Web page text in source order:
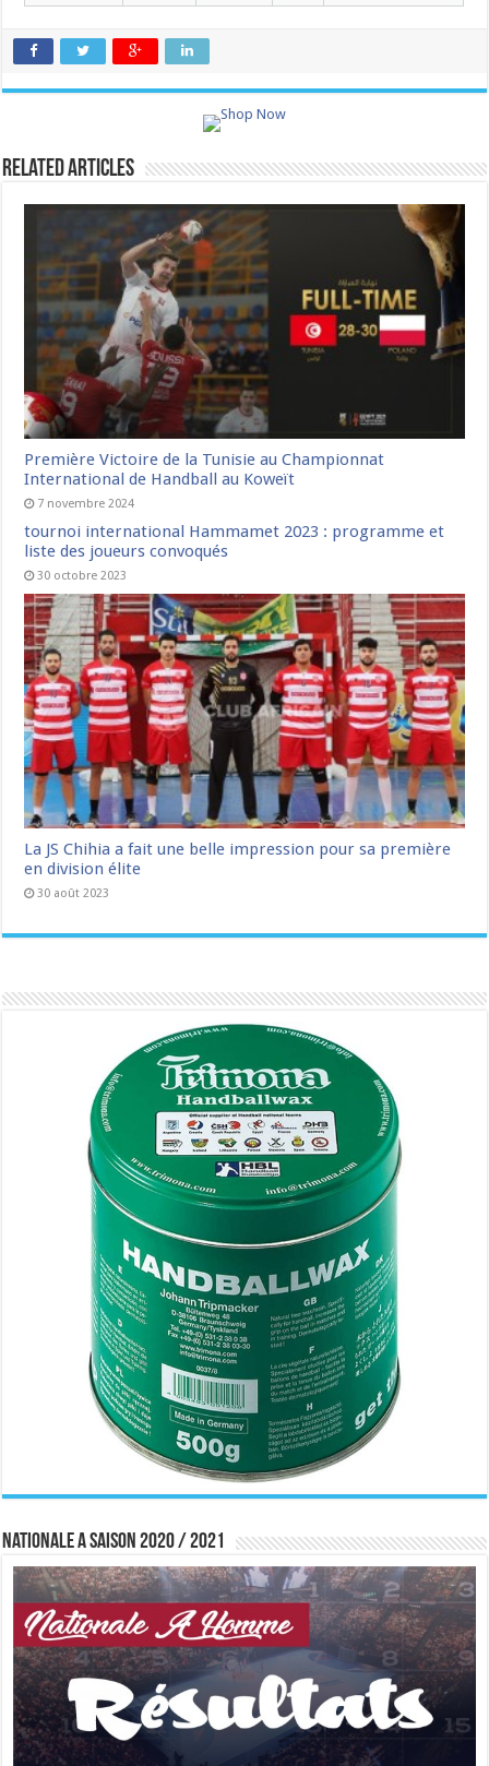
Related Articles
Première Victoire de la Tunisie au Championnat
International de Handball au Koweït
7 novembre 2024
tournoi international Hammamet 2023 : programme et
liste des joueurs convoqués
30 octobre 2023
La JS Chihia a fait une belle impression pour sa première
en division élite
30 août 2023
Nationale A saison 2020 / 2021